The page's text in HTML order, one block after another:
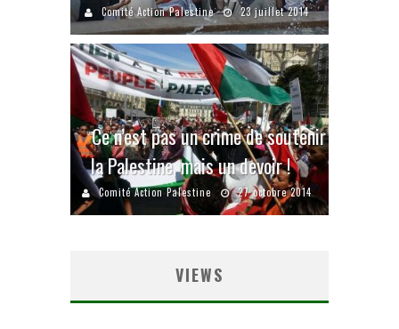
Comité Action Palestine 23 juillet 2014
Ce n’est pas un crime de soutenir
la Palestine, mais un devoir !
Comité Action Palestine 27 octobre 2014
VIEWS